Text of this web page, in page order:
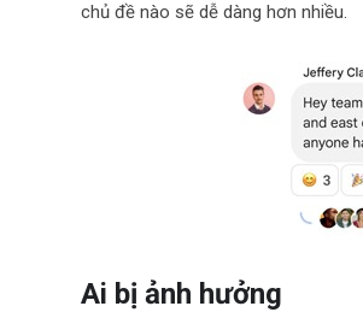
chủ đề nào sẽ dễ dàng hơn nhiều.
Ai bị ảnh hưởng